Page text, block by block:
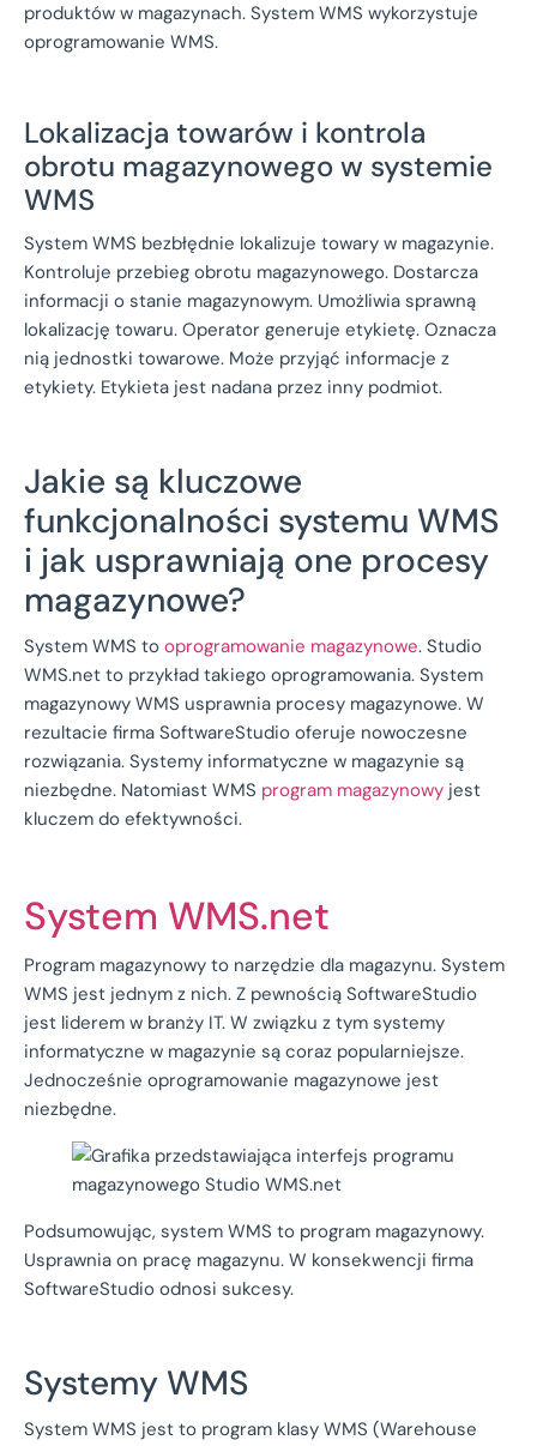
produktów w magazynach. System WMS wykorzystuje
oprogramowanie WMS.
Lokalizacja towarów i kontrola
obrotu magazynowego w systemie
WMS
System WMS bezbłędnie lokalizuje towary w magazynie.
Kontroluje przebieg obrotu magazynowego. Dostarcza
informacji o stanie magazynowym. Umożliwia sprawną
lokalizację towaru. Operator generuje etykietę. Oznacza
nią jednostki towarowe. Może przyjąć informacje z
etykiety. Etykieta jest nadana przez inny podmiot.
Jakie są kluczowe
funkcjonalności systemu WMS
i jak usprawniają one procesy
magazynowe?
System WMS to oprogramowanie magazynowe. Studio
WMS.net to przykład takiego oprogramowania. System
magazynowy WMS usprawnia procesy magazynowe. W
rezultacie firma SoftwareStudio oferuje nowoczesne
rozwiązania. Systemy informatyczne w magazynie są
niezbędne. Natomiast WMS program magazynowy jest
kluczem do efektywności.
System WMS.net
Program magazynowy to narzędzie dla magazynu. System
WMS jest jednym z nich. Z pewnością SoftwareStudio
jest liderem w branży IT. W związku z tym systemy
informatyczne w magazynie są coraz popularniejsze.
Jednocześnie oprogramowanie magazynowe jest
niezbędne.
Podsumowując, system WMS to program magazynowy.
Usprawnia on pracę magazynu. W konsekwencji firma
SoftwareStudio odnosi sukcesy.
Systemy WMS
System WMS jest to program klasy WMS (Warehouse